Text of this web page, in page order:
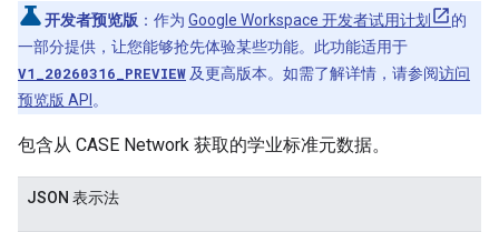
开发者预览版 ：作为 Google Workspace 开发者试用计划
的
一部分提供，让您能够抢先体验某些功能。此功能适用于
V1_20260316_PREVIEW 及更高版本。如需了解详情，请参阅访问
预览版 API 。
包含从 CASE Network 获取的学业标准元数据。
JSON 表示法